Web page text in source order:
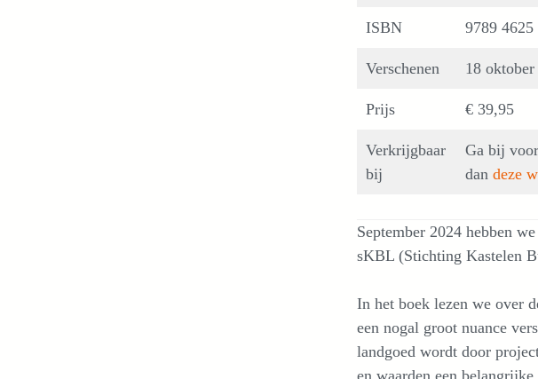
ISBN 9789 4625
Verschenen 18
Prijs € 39,95
Verkrijgbaar
bij
Ga bij
dan deze
September 2024 hebben
sKBL (Stichting Kastelen
In het boek lezen we over
een nogal groot nuance
landgoed wordt door
en waarden een